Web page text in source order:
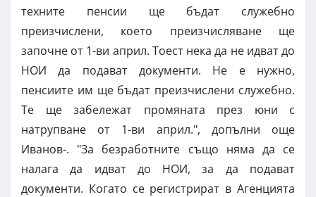
техните пенсии ще бъдат служебно
преизчислени, което преизчисляване ще
започне от 1-ви април. Тоест нека да не идват до
НОИ да подават документи. Не е нужно,
пенсиите им ще бъдат преизчислени служебно.
Те ще забележат промяната през юни с
натрупване от 1-ви април.", допълни още
Иванов-. "За безработните също няма да се
налага да идват до НОИ, за да подават
документи. Когато се регистрират в Агенцията